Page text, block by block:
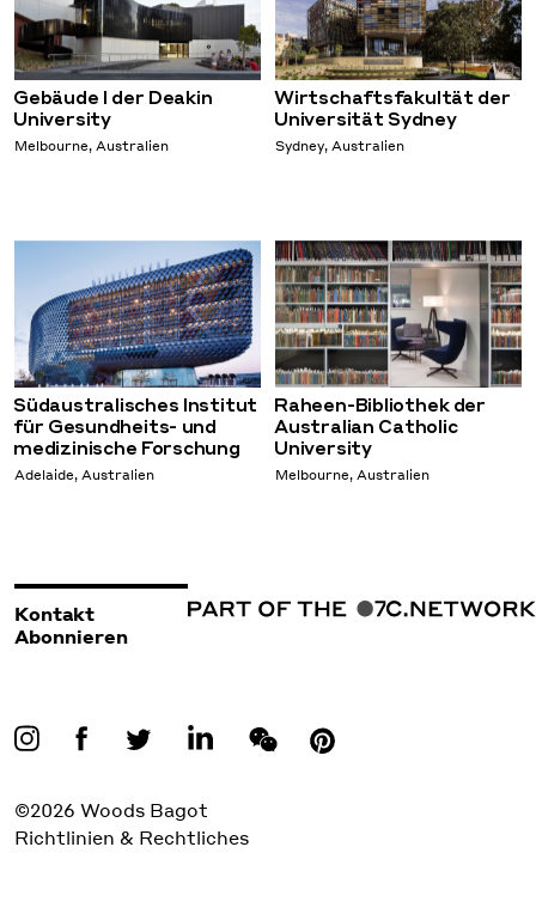
Gebäude I der Deakin
University
Melbourne, Australien
Wirtschaftsfakultät der
Universität Sydney
Sydney, Australien
Südaustralisches Institut
für Gesundheits- und
medizinische Forschung
Adelaide, Australien
Raheen-Bibliothek der
Australian Catholic
University
Melbourne, Australien
Kontakt
Abonnieren
©2026 Woods Bagot
Richtlinien & Rechtliches